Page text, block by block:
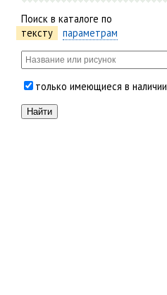
Поиск в каталоге по
тексту
параметрам
только имеющиеся в наличии